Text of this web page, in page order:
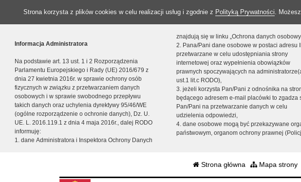
Strona korzysta z plików cookies w celu realizacji usług i zgodnie z Polityką Prywatności.
Informacja Administratora
Na podstawie art. 13 ust. 1 i 2 Rozporządzenia
Parlamentu Europejskiego i Rady (UE) 2016/679 z
dnia 27 kwietnia 2016r. w sprawie ochrony osób
fizycznych w związku z przetwarzaniem danych
osobowych i w sprawie swobodnego przepływu
takich danych oraz uchylenia dyrektywy 95/46/WE
(ogólne rozporządzenie o ochronie danych), Dz. U.
UE. L. 2016.119.1 z dnia 4 maja 2016r., dalej RODO
informuję:
1. dane Administratora i Inspektora Ochrony Danych
znajdują się w linku „Ochrona danych
2. Pana/Pani dane osobowe w postaci adresu
przetwarzane w celu udostępniania strony
internetowej oraz wypełnienia obowiązków
prawnych spoczywających na
ust.1 lit.c RODO),
3. jeżeli korzysta Pan/Pani z odnośnika na
będącego adresem e-mail placówki to zgadza
Pan/Pani na przetwarzanie danych w celu
udzielenia odpowiedzi,
4. dane osobowe mogą być przekazywane
państwowym, organom ochrony prawnej
Strona główna Mapa strony